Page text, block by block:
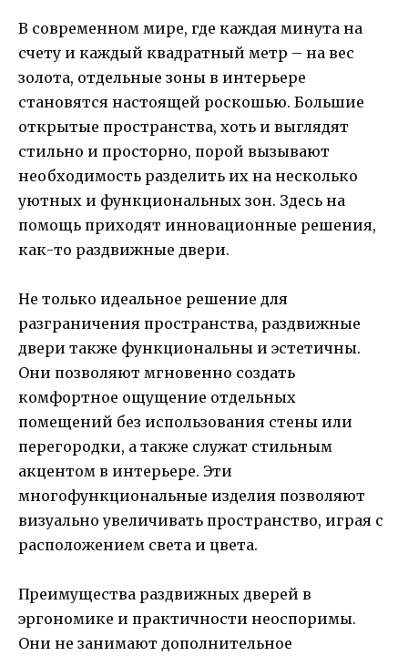
В современном мире, где каждая минута на
счету и каждый квадратный метр – на вес
золота, отдельные зоны в интерьере
становятся настоящей роскошью. Большие
открытые пространства, хоть и выглядят
стильно и просторно, порой вызывают
необходимость разделить их на несколько
уютных и функциональных зон. Здесь на
помощь приходят инновационные решения,
как-то раздвижные двери.
Не только идеальное решение для
разграничения пространства, раздвижные
двери также функциональны и эстетичны.
Они позволяют мгновенно создать
комфортное ощущение отдельных
помещений без использования стены или
перегородки, а также служат стильным
акцентом в интерьере. Эти
многофункциональные изделия позволяют
визуально увеличивать пространство, играя с
расположением света и цвета.
Преимущества раздвижных дверей в
эргономике и практичности неоспоримы.
Они не занимают дополнительное